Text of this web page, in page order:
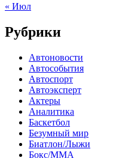
« Июл
Рубрики
Автоновости
Автособытия
Автоспорт
Автоэксперт
Актеры
Аналитика
Баскетбол
Безумный мир
Биатлон/Лыжи
Бокс/MMA